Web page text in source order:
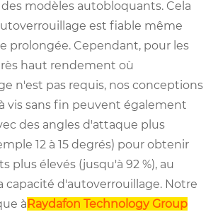
modèles autobloquants. Cela
est fiable même
prolongée. Cependant, pour les
haut rendement où
n'est pas requis, nos conceptions
vis sans fin peuvent également
des angles d'attaque plus
12 à 15 degrés) pour obtenir
plus élevés (jusqu'à 92 %), au
capacité d'autoverrouillage. Notre
àRaydafon Technology Group